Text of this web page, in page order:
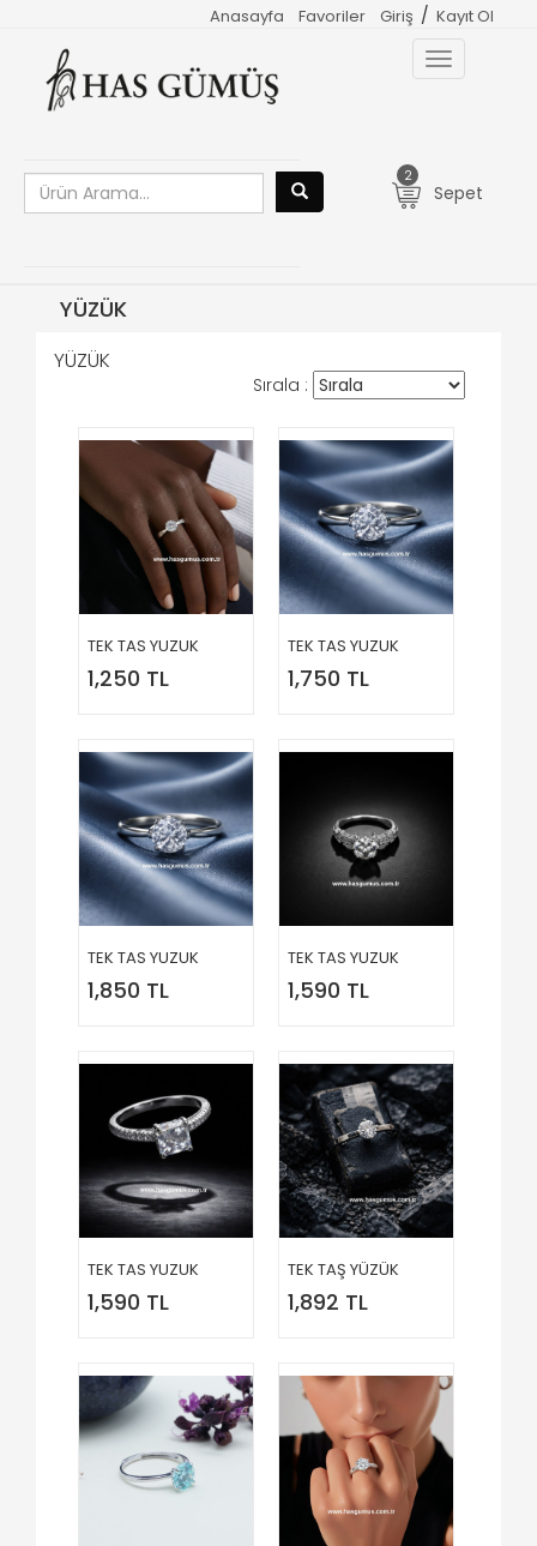
Giriş / Kayıt Ol
Favoriler
Anasayfa
Toggle
navigation
2
Sepet
YÜZÜK
YÜZÜK
Sırala :
TEK TAS YUZUK
1,250 TL
TEK TAS YUZUK
1,750 TL
TEK TAS YUZUK
1,850 TL
TEK TAS YUZUK
1,590 TL
TEK TAS YUZUK
1,590 TL
TEK TAŞ YÜZÜK
1,892 TL